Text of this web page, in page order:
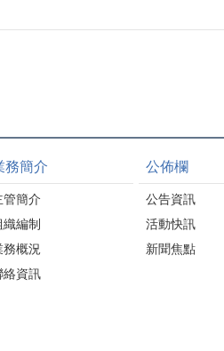
務簡介
管簡介
織編制
務概況
絡資訊
公佈欄
公告資訊
活動快訊
新聞焦點